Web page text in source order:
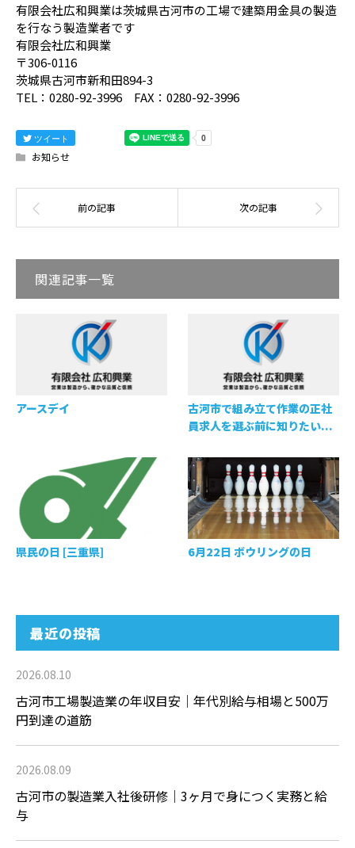
有限会社広和興業は茨城県古河市の工場で建築用金具の製造
を行なう製造業者です
有限会社広和興業
〒306-0116
茨城県古河市新和田894-3
TEL：0280-92-3996 FAX：0280-92-3996
ツイート
お知らせ
関連記事一覧
アースデイ
古河市で組み立て作業の正社
員求人を選ぶ前に知りたい...
県民の日 [三重県] 6月22日 ボウリングの日
最近の投稿
2026.08.10
古河市工場製造業の年収目安｜年代別給与相場と500万
円到達の道筋
2026.08.09
古河市の製造業入社後研修｜3ヶ月で身につく実務と給
与